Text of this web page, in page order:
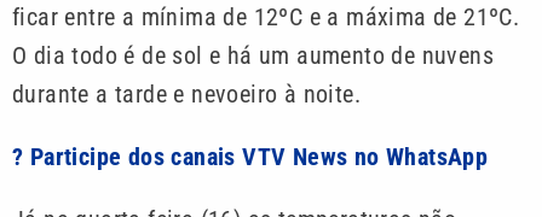
ficar entre a mínima de 12ºC e a máxima de 21ºC.
O dia todo é de sol e há um aumento de nuvens
durante a tarde e nevoeiro à noite.
? Participe dos canais VTV News no WhatsApp